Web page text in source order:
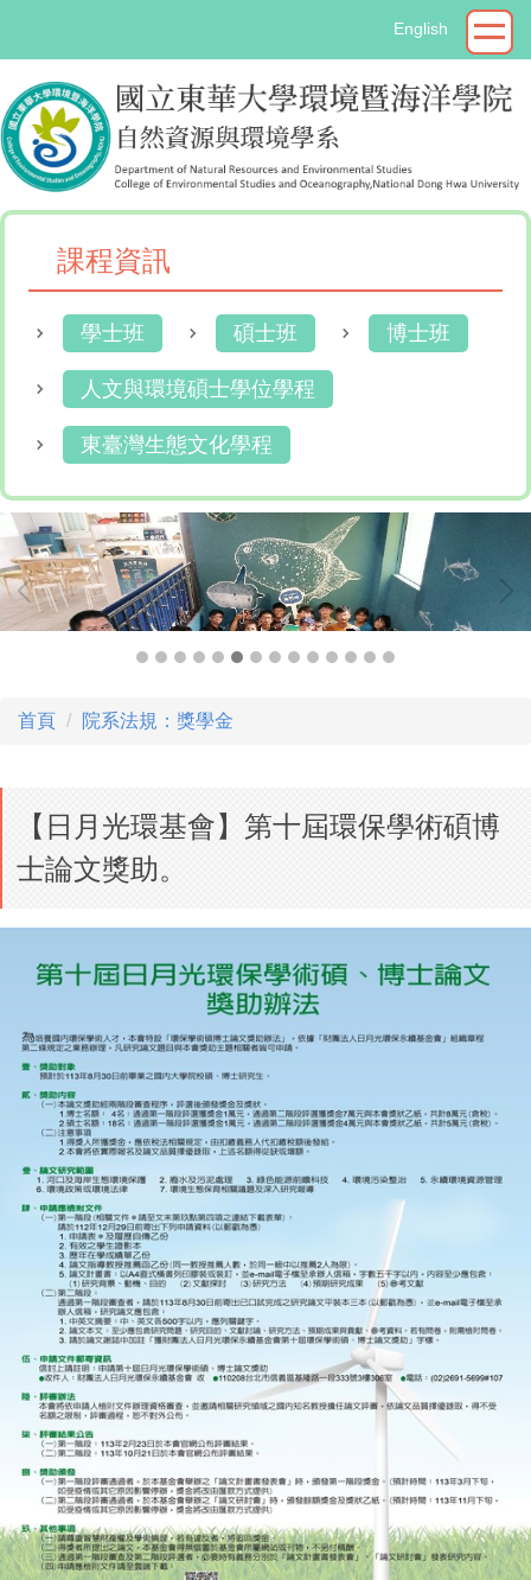
要
內
容
區
English
課程資訊
學士班 碩士班 博士班
人文與環境碩士學位學程
東臺灣生態文化學程
首頁 院系法規：獎學金
【日月光環基會】第十屆環保學術碩博
士論文獎助。